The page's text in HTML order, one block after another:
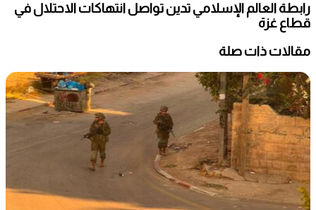
رابطة العالم الإسلامي تدين تواصل انتهاكات الاحتلال في
قطاع غزة
مقالات ذات صلة